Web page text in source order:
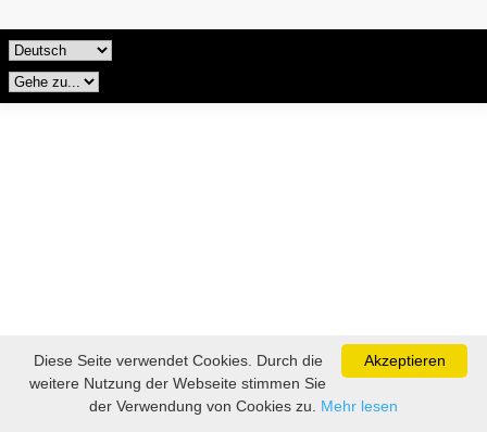
Akzeptieren
Diese Seite verwendet Cookies. Durch die
weitere Nutzung der Webseite stimmen Sie
der Verwendung von Cookies zu. Mehr lesen